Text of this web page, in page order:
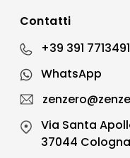
Contatti
+39 391 7713491
WhatsApp
Via Santa
37044